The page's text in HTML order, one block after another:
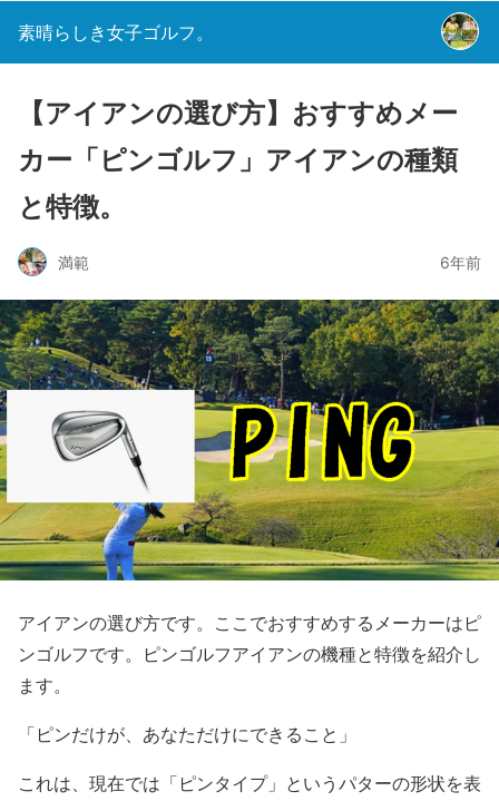
素晴らしき女子ゴルフ。
【アイアンの選び方】おすすめメー
カー「ピンゴルフ」アイアンの種類
と特徴。
満範 6年前
アイアンの選び方です。ここでおすすめするメーカーはピ
ンゴルフです。ピンゴルフアイアンの機種と特徴を紹介し
ます。
「ピンだけが、あなただけにできること」
これは、現在では「ピンタイプ」というパターの形状を表